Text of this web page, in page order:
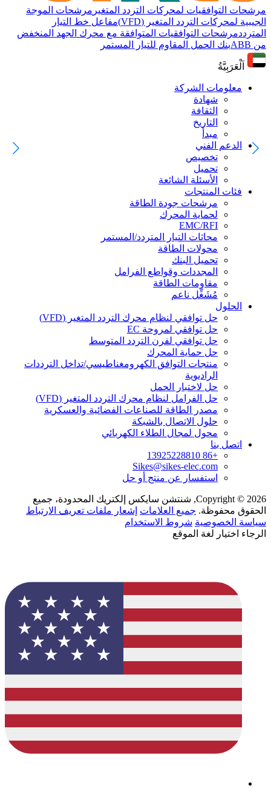
مرشحات التوافقيات لمحركات التردد المتغير مرشحات الموجة
الجيبية لمحركات التردد المتغير (VFD)
مفاعل خط التيار
المترددمرشحات التوافقيات المتوافقة مع محرك الجهد المنخفض
من ABB
بنك الحمل المقاوم للتيار المستمر
اَلْعَرَبِيَّةُ
معلومات الشركة
شهادة
الثقافة
التاريخ
مبدأ
الدعم الفني
تخصيص
تحميل
الأسئلة الشائعة
فئات المنتجات
مرشحات جودة الطاقة
لحماية المحرك
EMC/RFI
محاثات التيار المتردد/المستمر
محولات الطاقة
تحميل البنك
المجددات وقواطع الفرامل
مقاومات الطاقة
مُشَغِّل ناعم
الحلول
حل توافقي لنظام محرك التردد المتغير (VFD)
حل توافقي لمروحة EC
حل توافقي لفرن التردد المتوسط
حل حماية المحرك
منتجات التوافق الكهرومغناطيسي/تداخل الترددات
الراديوية
حل لاختبار الحمل
حل الفرامل لنظام محرك التردد المتغير (VFD)
مصدر الطاقة للصناعات الفضائية والعسكرية
حلول الاتصال بالشبكة
محول لمجال الطلاء الكهربائي
اتصل بنا
+86 13925228810
Sikes@sikes-elec.com
استفسار عن منتج أو حل
Copyright © 2026, شنتشن سايكس إلكتريك المحدودة، جميع
الحقوق محفوظة. جميع العلامات إشعار ملفات تعريف الارتباط
سياسة الخصوصية شروط الاستخدام
الرجاء اختيار لغة الموقع